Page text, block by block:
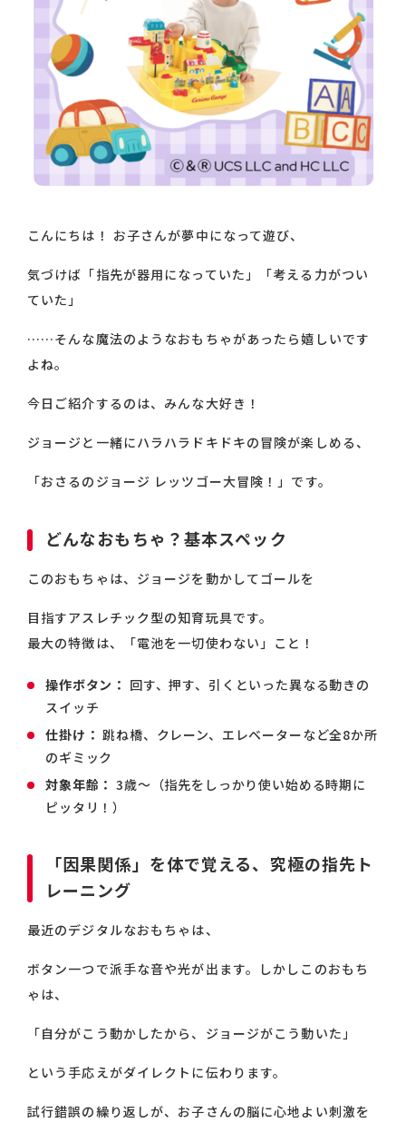
こんにちは！ お子さんが夢中になって遊び、
気づけば「指先が器用になっていた」「考える力がつい
ていた」
……そんな魔法のようなおもちゃがあったら嬉しいです
よね。
今日ご紹介するのは、みんな大好き！
ジョージと一緒にハラハラドキドキの冒険が楽しめる、
「おさるのジョージ レッツゴー大冒険！」です。
どんなおもちゃ？基本スペック
このおもちゃは、ジョージを動かしてゴールを
目指すアスレチック型の知育玩具です。
最大の特徴は、「電池を一切使わない」こと！
操作ボタン： 回す、押す、引くといった異なる動きの
スイッチ
仕掛け： 跳ね橋、クレーン、エレベーターなど全8か所
のギミック
対象年齢： 3歳〜（指先をしっかり使い始める時期に
ピッタリ！）
「因果関係」を体で覚える、究極の指先ト
レーニング
最近のデジタルなおもちゃは、
ボタン一つで派手な音や光が出ます。しかしこのおもち
ゃは、
「自分がこう動かしたから、ジョージがこう動いた」
という手応えがダイレクトに伝わります。
試行錯誤の繰り返しが、お子さんの脳に心地よい刺激を